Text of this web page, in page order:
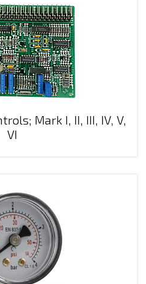
Mark I, II, III, IV, V,
VI